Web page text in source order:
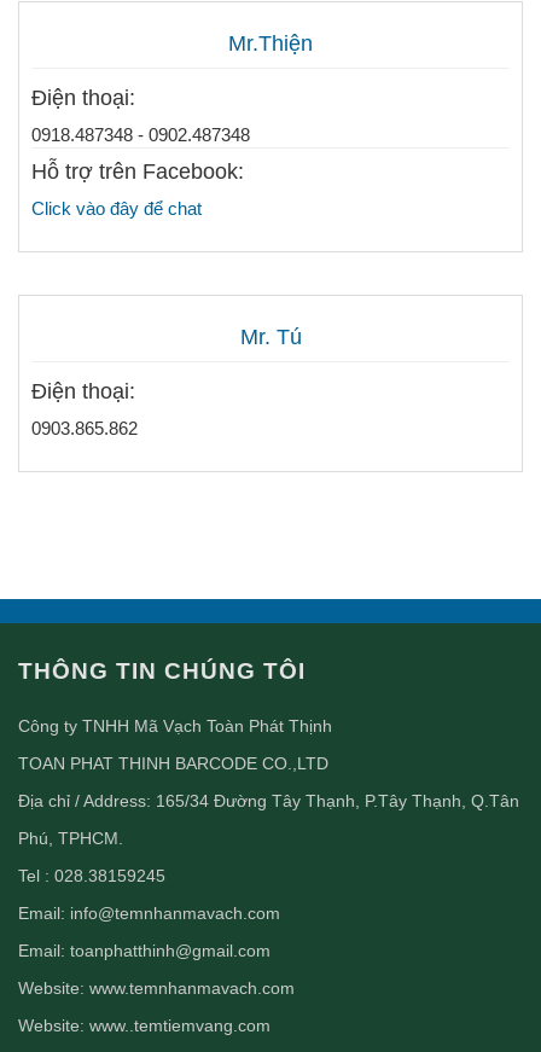
Mr.Thiện
Điện thoại:
0918.487348 - 0902.487348
Hỗ trợ trên Facebook:
Click vào đây để chat
Mr. Tú
Điện thoại:
0903.865.862
THÔNG TIN CHÚNG TÔI
Công ty TNHH Mã Vạch Toàn Phát Thịnh
TOAN PHAT THINH BARCODE CO.,LTD
Địa chỉ / Address: 165/34 Đường Tây Thạnh, P.Tây Thạnh, Q.Tân
Phú, TPHCM.
Tel : 028.38159245
Email: info@temnhanmavach.com
Email: toanphatthinh@gmail.com
Website: www.temnhanmavach.com
Website: www..temtiemvang.com